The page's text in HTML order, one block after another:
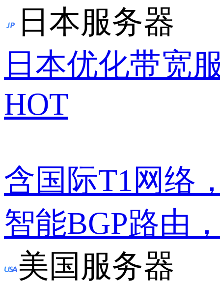
日本服务器
日本优化带宽
HOT
含国际T1网络
智能BGP路由
美国服务器